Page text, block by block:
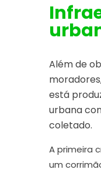
Além de
está
urbana
coletado.
A primeira
um